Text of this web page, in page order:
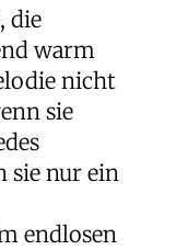
die
warm
nicht
sie
sie nur ein
endlosen